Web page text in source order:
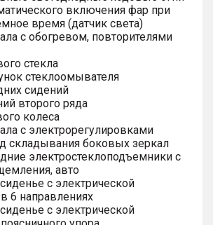
включения фар при
время (датчик света)
с обогревом, повторителями
стекла
стеклоомывателя
сидений
второго ряда
колеса
с электрорегулировками
складывания боковых зеркал
электростеклоподъемники с
авто
с электрической
6 направлениях
с электрической